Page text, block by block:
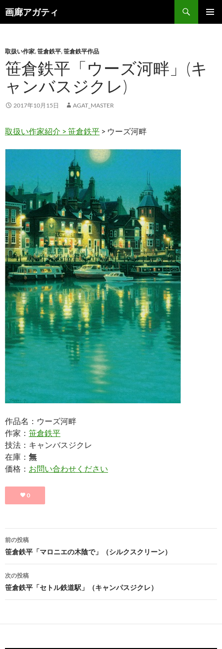
画廊アガティ
索
ン
ツ
へ
ス
ッ
取扱い作家,笹倉鉄平,笹倉鉄平作品
笹倉鉄平「ウーズ河畔」(キ
ャンバスジクレ)
2017年10月15日 AGAT_MASTER
取扱い作家紹介 > 笹倉鉄平 > ウーズ河畔
作品名：ウーズ河畔
作家： 笹倉鉄平
技法：キャンバスジクレ
在庫： 無
価格： お問い合わせください
0
投
稿
ナ
ビ
ゲ
ー
前の投稿
笹倉鉄平「マロニエの木陰で」（シルクスクリーン）
次の投稿
笹倉鉄平「セトル鉄道駅」（キャンパスジクレ）